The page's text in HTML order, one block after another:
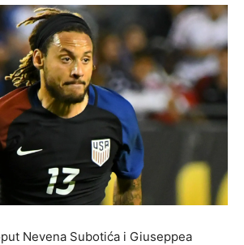
Nevena Subotića i Giuseppea